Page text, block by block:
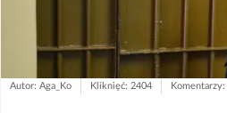
Autor: Aga_Ko Kliknięć: 2404 Komentarzy: